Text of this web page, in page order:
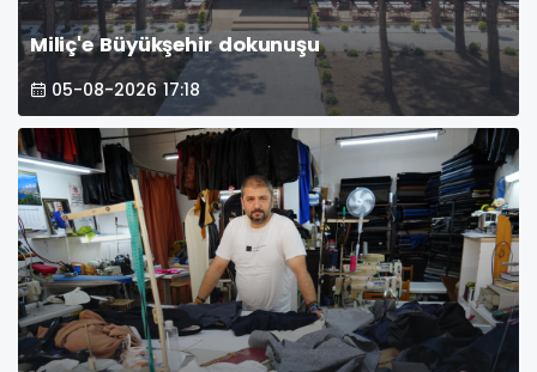
Miliç'e Büyükşehir dokunuşu
05-08-2026 17:18